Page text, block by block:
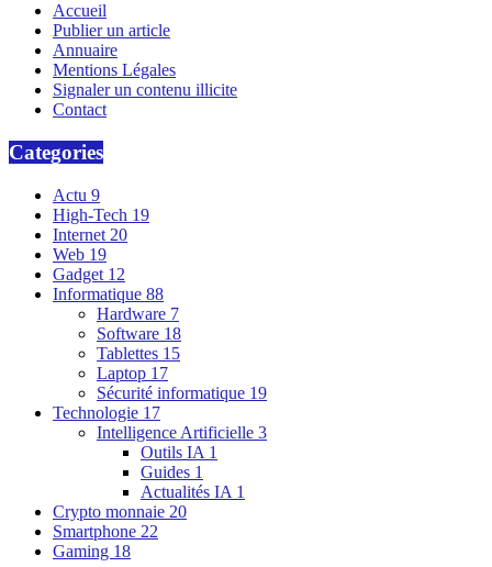
Accueil
Publier un article
Annuaire
Mentions Légales
Signaler un contenu illicite
Contact
Categories
Actu 9
High-Tech 19
Internet 20
Web 19
Gadget 12
Informatique 88
Hardware 7
Software 18
Tablettes 15
Laptop 17
Sécurité informatique 19
Technologie 17
Intelligence Artificielle 3
Outils IA 1
Guides 1
Actualités IA 1
Crypto monnaie 20
Smartphone 22
Gaming 18